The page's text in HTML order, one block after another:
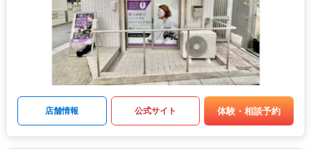
店舗情報 公式サイト 体験・相談予約